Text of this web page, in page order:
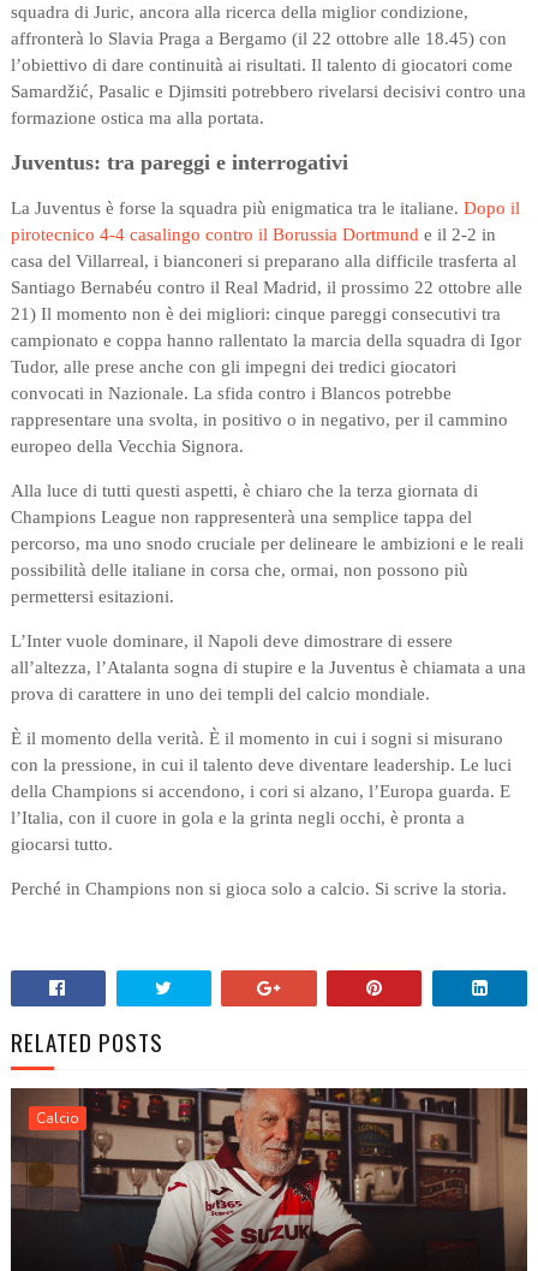
squadra di Juric, ancora alla ricerca della miglior condizione,
affronterà lo Slavia Praga a Bergamo (il 22 ottobre alle 18.45) con
l’obiettivo di dare continuità ai risultati. Il talento di giocatori come
Samardžić, Pasalic e Djimsiti potrebbero rivelarsi decisivi contro una
formazione ostica ma alla portata.
Juventus: tra pareggi e interrogativi
La Juventus è forse la squadra più enigmatica tra le italiane. Dopo il
pirotecnico 4-4 casalingo contro il Borussia Dortmund e il 2-2 in
casa del Villarreal, i bianconeri si preparano alla difficile trasferta al
Santiago Bernabéu contro il Real Madrid, il prossimo 22 ottobre alle
21) Il momento non è dei migliori: cinque pareggi consecutivi tra
campionato e coppa hanno rallentato la marcia della squadra di Igor
Tudor, alle prese anche con gli impegni dei tredici giocatori
convocati in Nazionale. La sfida contro i Blancos potrebbe
rappresentare una svolta, in positivo o in negativo, per il cammino
europeo della Vecchia Signora.
Alla luce di tutti questi aspetti, è chiaro che la terza giornata di
Champions League non rappresenterà una semplice tappa del
percorso, ma uno snodo cruciale per delineare le ambizioni e le reali
possibilità delle italiane in corsa che, ormai, non possono più
permettersi esitazioni.
L’Inter vuole dominare, il Napoli deve dimostrare di essere
all’altezza, l’Atalanta sogna di stupire e la Juventus è chiamata a una
prova di carattere in uno dei templi del calcio mondiale.
È il momento della verità. È il momento in cui i sogni si misurano
con la pressione, in cui il talento deve diventare leadership. Le luci
della Champions si accendono, i cori si alzano, l’Europa guarda. E
l’Italia, con il cuore in gola e la grinta negli occhi, è pronta a
giocarsi tutto.
Perché in Champions non si gioca solo a calcio. Si scrive la storia.
RELATED POSTS
Calcio